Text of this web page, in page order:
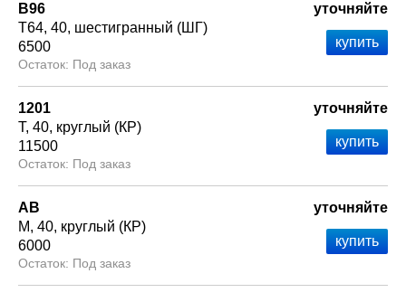
В96
Т64 40 шестигранный (ШГ)
6500
Под заказ
уточняйте
1201
Т 40 круглый (КР)
11500
Под заказ
уточняйте
АВ
М 40 круглый (КР)
6000
Под заказ
уточняйте